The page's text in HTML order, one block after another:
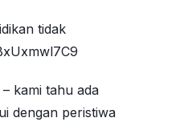
tidak
kami tahu ada
dengan peristiwa